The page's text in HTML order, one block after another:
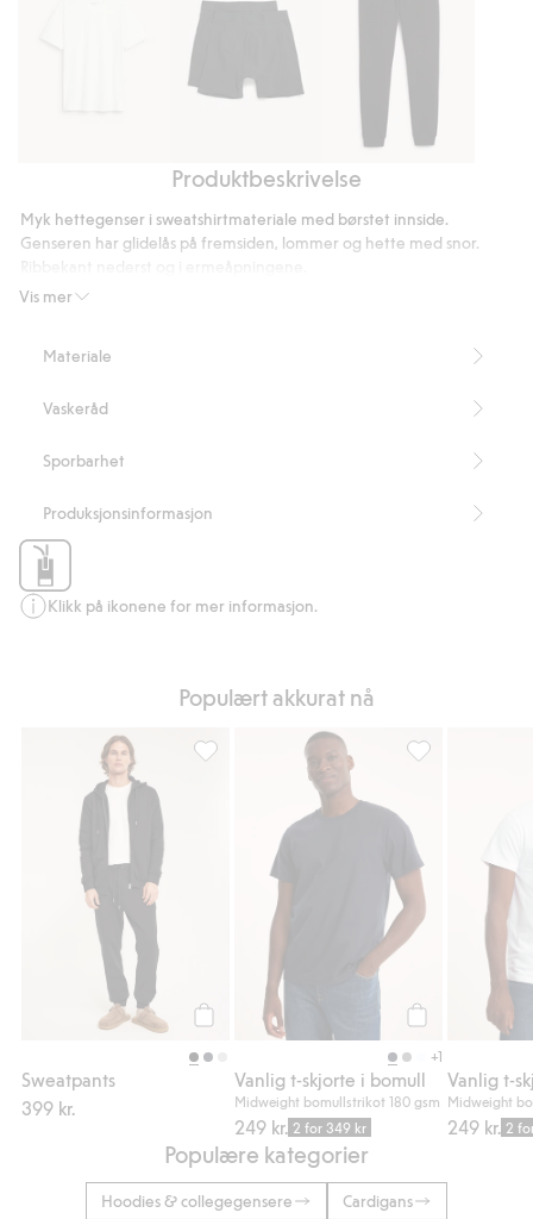
med
passform
Boxer
long
Sweatpants
Produktbeskrivelse
Vis mer
Myk hettegenser i sweatshirtmateriale med børstet innside.
Genseren har glidelås på fremsiden, lommer og hette med snor.
Normal passform
Materiale
Vaskeråd
Sporbarhet
Produksjonsinformasjon
Klikk på ikonene for mer informasjon.
Populært akkurat nå
Sweatpants
399 kr.
Sweatpants, Legg til i favoriter
+1
Vanlig t-skjorte i bomull
Midweight bomullstrikot 180 gsm
249 kr. 2 for 349 kr
Vanlig t-
Midweight
249 kr. 2
Populære kategorier
Hoodies & collegegensere
Cardigans